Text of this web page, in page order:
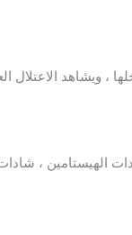
، ويشاهد الاعتلال
الهيستامين ،